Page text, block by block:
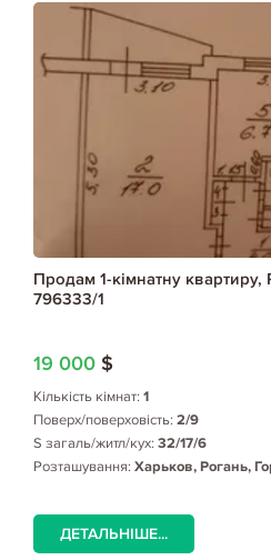
Продам 1-кімнатну квартиру,
796333/1
19 000 $
Кількість кімнат: 1
Поверх/поверховість: 2/9
S загаль/житл/кух: 32/17/6
Розташування: Харьков, Рогань,
ДЕТАЛЬНІШЕ...